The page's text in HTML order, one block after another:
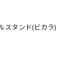
スタンド(ビカラ)